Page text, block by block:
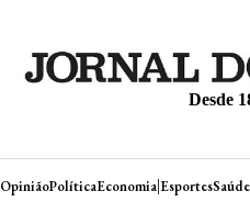
Desde
OpiniãoPolíticaEconomia|EsportesSaúde